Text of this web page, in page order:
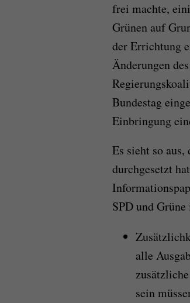
frei machte,
Grünen auf
der Errichtung
Änderungen
Bundestag
Einbringung
Es sieht so
durchgesetzt
SPD und
alle
sein